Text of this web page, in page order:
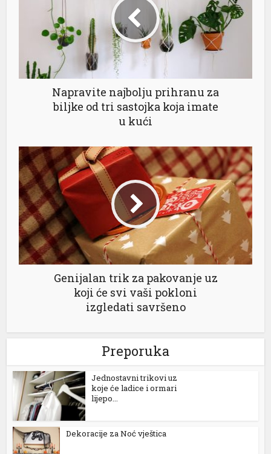
Napravite najbolju prihranu za
biljke od tri sastojka koja imate
u kući
Genijalan trik za pakovanje uz
koji će svi vaši pokloni
izgledati savršeno
Preporuka
Jednostavni trikovi uz
koje će ladice i ormari
lijepo...
Dekoracije za Noć vještica